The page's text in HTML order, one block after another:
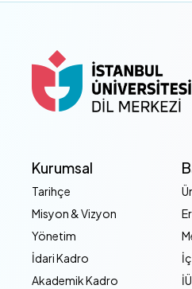
Kurumsal
Tarihçe
Misyon & Vizyon
Yönetim
İdari Kadro
Akademik Kadro